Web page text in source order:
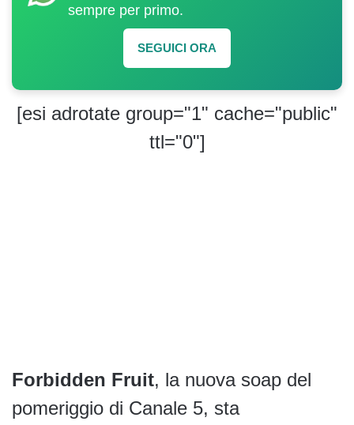
sempre per primo.
SEGUICI ORA
[esi adrotate group="1" cache="public"
ttl="0"]
Forbidden Fruit, la nuova soap del
pomeriggio di Canale 5, sta